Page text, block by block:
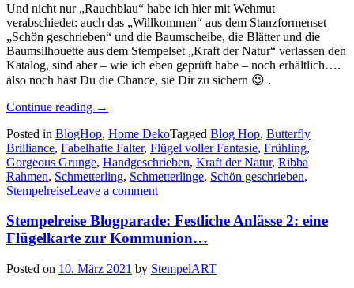
Und nicht nur „Rauchblau“ habe ich hier mit Wehmut
verabschiedet: auch das „Willkommen“ aus dem Stanzformenset
„Schön geschrieben“ und die Baumscheibe, die Blätter und die
Baumsilhouette aus dem Stempelset „Kraft der Natur“ verlassen den
Katalog, sind aber – wie ich eben geprüft habe – noch erhältlich….
also noch hast Du die Chance, sie Dir zu sichern 😉 .
Continue reading „Stempelreise
Ciao
InColors!…“
→
Posted in BlogHop, Home DekoTagged Blog Hop, Butterfly
Brilliance, Fabelhafte Falter, Flügel voller Fantasie, Frühling,
Gorgeous Grunge, Handgeschrieben, Kraft der Natur, Ribba
Rahmen, Schmetterling, Schmetterlinge, Schön geschrieben,
StempelreiseLeave a comment
Stempelreise Blogparade: Festliche Anlässe 2: eine
Flügelkarte zur Kommunion…
Posted on 10. März 2021 by StempelART